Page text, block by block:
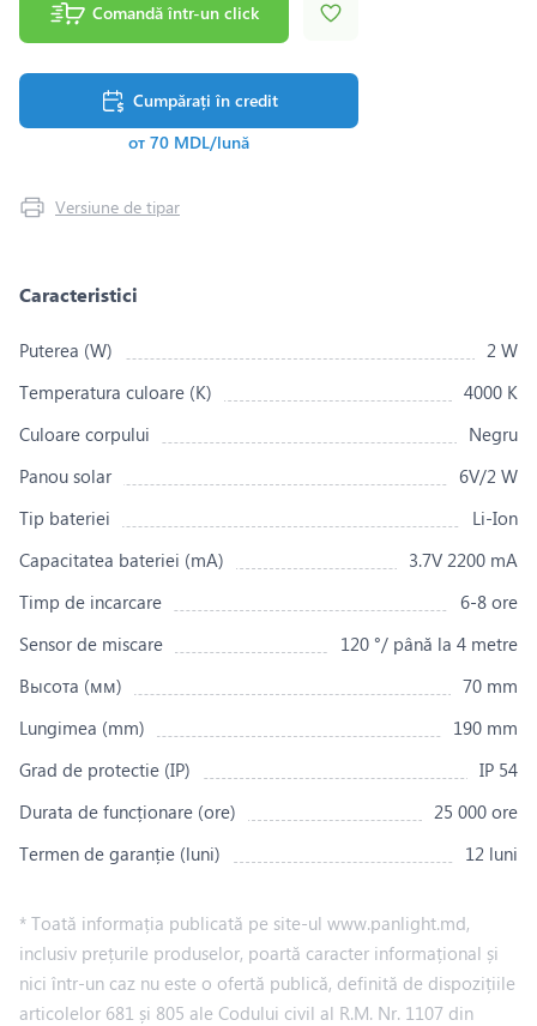
Comandă într-un click
Cumpărați în credit
от 70 MDL/lună
Versiune de tipar
Caracteristici
Puterea (W)
2 W
Temperatura culoare (K)
4000 K
Culoare corpului
Negru
Panou solar
6V/2 W
Tip bateriei
Li-Ion
Capacitatea bateriei (mA)
3.7V 2200 mA
Timp de incarcare
6-8 ore
Sensor de miscare
120 °/ până la 4 metre
Высота (мм)
70 mm
Lungimea (mm)
190 mm
Grad de protectie (IP)
IP 54
Durata de funcționare (ore)
25 000 ore
Termen de garanție (luni)
12 luni
* Toată informația publicată pe site-ul www.panlight.md,
inclusiv prețurile produselor, poartă caracter informațional și
nici într-un caz nu este o ofertă publică, definită de dispozițiile
articolelor 681 și 805 ale Codului civil al R.M. Nr. 1107 din